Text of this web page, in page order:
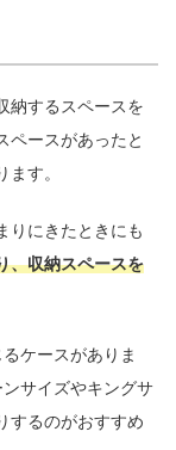
納するスペースを
ペースがあったと
す。
りにきたときにも
、収納スペースを
ケースがありま
サイズやキングサ
するのがおすすめ